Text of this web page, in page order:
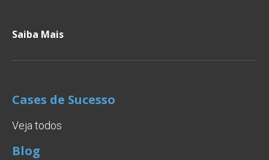
Saiba Mais
Cases de Sucesso
Veja todos
Blog